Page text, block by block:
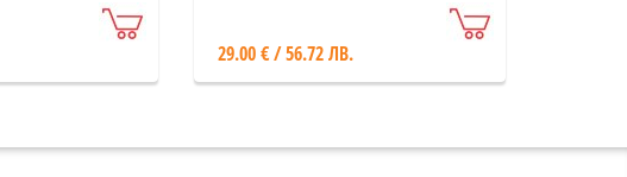
29.00 € / 56.72 ЛВ.